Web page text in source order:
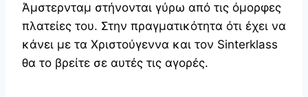
Άμστερνταμ στήνονται γύρω από τις όμορφες
πλατείες του. Στην πραγματικότητα ότι έχει να
κάνει με τα Χριστούγεννα και τον Sinterklass
θα το βρείτε σε αυτές τις αγορές.